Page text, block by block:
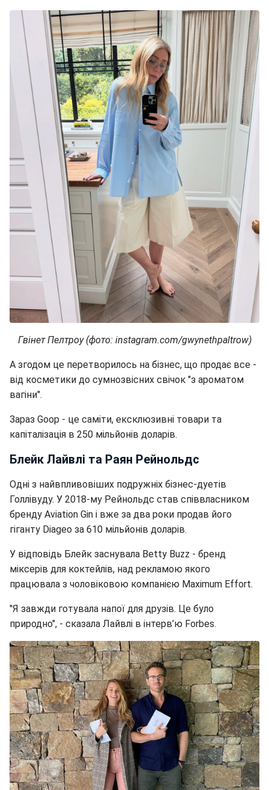
Гвінет Пелтроу (фото: instagram.com/gwynethpaltrow)
А згодом це перетворилось на бізнес, що продає все -
від косметики до сумнозвісних свічок "з ароматом
вагіни".
Зараз Goop - це саміти, ексклюзивні товари та
капіталізація в 250 мільйонів доларів.
Блейк Лайвлі та Раян Рейнольдс
Одні з найвпливовіших подружніх бізнес-дуетів
Голлівуду. У 2018-му Рейнольдс став співвласником
бренду Aviation Gin і вже за два роки продав його
гіганту Diageo за 610 мільйонів доларів.
У відповідь Блейк заснувала Betty Buzz - бренд
міксерів для коктейлів, над рекламою якого
працювала з чоловіковою компанією Maximum Effort.
"Я завжди готувала напої для друзів. Це було
природно", - сказала Лайвлі в інтерв’ю Forbes.